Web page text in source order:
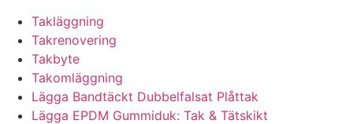
Takläggning
Takrenovering
Takbyte
Takomläggning
Lägga Bandtäckt Dubbelfalsat Plåttak
Lägga EPDM Gummiduk: Tak & Tätskikt